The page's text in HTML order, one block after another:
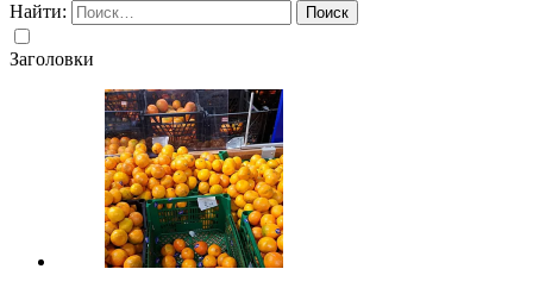
Найти:
Заголовки